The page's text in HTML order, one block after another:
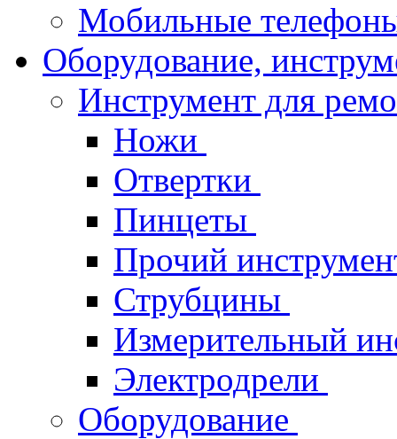
Мобильные
Оборудование,
Инструмент для
Ножи
Отвертки
Пинцеты
Прочий
Струбцины
Измерительный
Электродрели
Оборудование